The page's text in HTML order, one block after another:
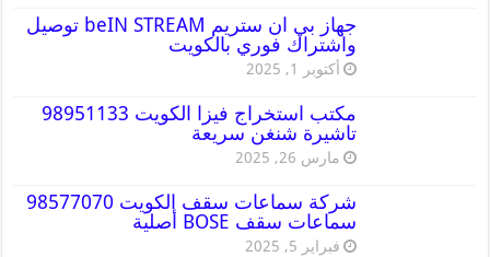
جهاز بي ان ستريم beIN STREAM توصيل
واشتراك فوري بالكويت
أكتوبر 1, 2025
مكتب استخراج فيزا الكويت 98951133
تاشيرة شنغن سريعة
مارس 26, 2025
شركة سماعات سقف الكويت 98577070
سماعات سقف BOSE أصلية
فبراير 5, 2025